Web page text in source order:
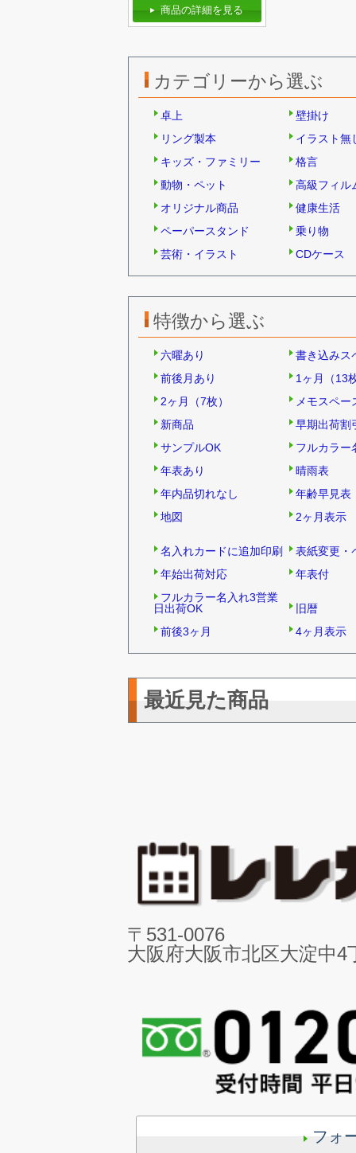
商品の詳細を見る
カテゴリーから選ぶ
卓上
壁掛け
リング製本
イラスト無
キッズ・ファミリー
格言
動物・ペット
高級フィル
オリジナル商品
健康生活
ペーパースタンド
乗り物
芸術・イラスト
CDケース
特徴から選ぶ
六曜あり
書き込みス
前後月あり
1ヶ月（13
2ヶ月（7枚）
メモスペ
新商品
早期出荷割
サンプルOK
フルカラー
年表あり
晴雨表
年内品切れなし
年齢早見表
地図
2ヶ月表示
名入れカードに追加印刷
表紙変更・
年始出荷対応
年表付
フルカラー名入れ3営業
日出荷OK
旧暦
前後3ヶ月
4ヶ月表示
最近見た商品
〒531-0076
大阪府大阪市北区大淀中4
フォ